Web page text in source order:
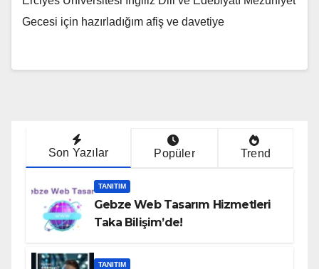
Gecesi için hazırladığım afiş ve davetiye
Son Yazılar Popüler Trend
TANITIM
Gebze Web Tasarım Hizmetleri
Taka Bilişim’de!
TANITIM